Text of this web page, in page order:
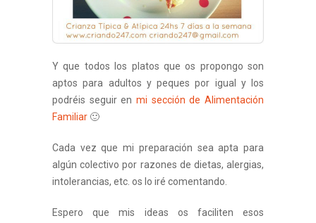
Y que todos los platos que os propongo son
aptos para adultos y peques por igual y los
podréis seguir en mi sección de Alimentación
Familiar 🙂
Cada vez que mi preparación sea apta para
algún colectivo por razones de dietas, alergias,
intolerancias, etc. os lo iré comentando.
Espero que mis ideas os faciliten esos